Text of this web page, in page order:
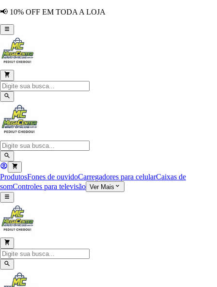
📢 10% OFF EM TODA A LOJA
ProdutosFones de ouvidoCarregadores para celularCaixas de
somControles para televisão Ver Mais